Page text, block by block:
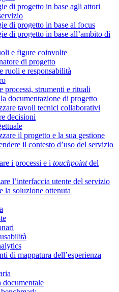
di progetto in base agli attori
di progetto in base al focus
di progetto in base all’ambito di
e figure coinvolte
di progetto
ruoli e responsabilità
processi, strumenti e rituali
documentazione di progetto
tavoli tecnici collaborativi
decisioni
il progetto e la sua gestione
il contesto d’uso del servizio
i processi e i touchpointdel
l’interfaccia utente del servizio
la soluzione ottenuta
di mappatura dell’esperienza
documentale